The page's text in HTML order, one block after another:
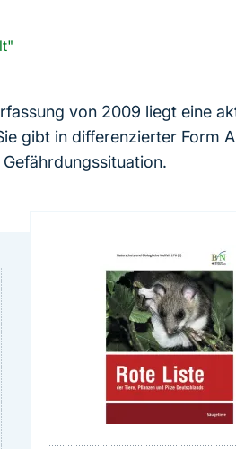
von 2009 liegt eine
gibt in differenzierter Form